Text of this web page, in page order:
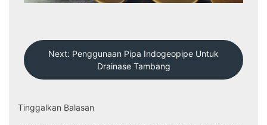
Navigasi
Pos
Next: Penggunaan Pipa Indogeopipe Untuk
Drainase Tambang
Tinggalkan Balasan